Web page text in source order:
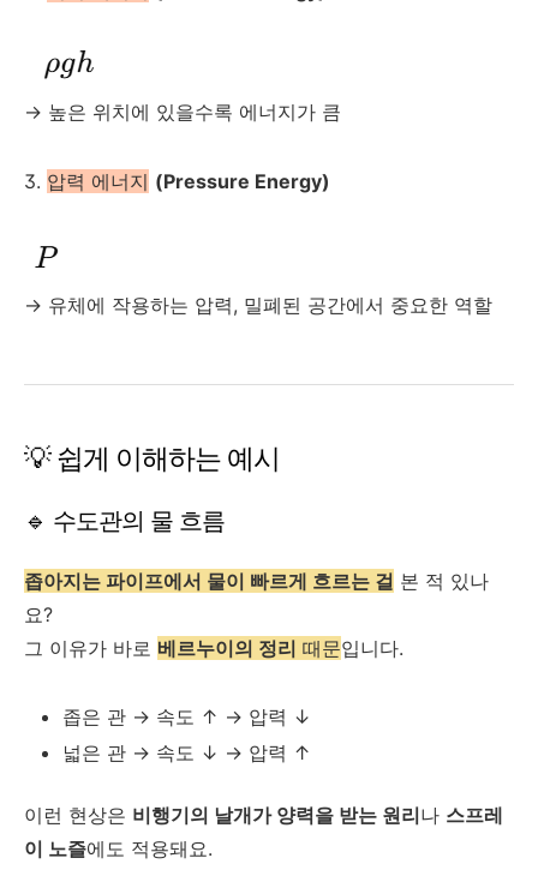
→ 높은 위치에 있을수록 에너지가 큼
3. 압력 에너지 (Pressure Energy)
→ 유체에 작용하는 압력, 밀폐된 공간에서 중요한 역할
💡 쉽게 이해하는 예시
🔹 수도관의 물 흐름
좁아지는 파이프에서 물이 빠르게 흐르는 걸 본 적 있나
요?
그 이유가 바로 베르누이의 정리 때문입니다.
좁은 관 → 속도 ↑ → 압력 ↓
넓은 관 → 속도 ↓ → 압력 ↑
이런 현상은 비행기의 날개가 양력을 받는 원리나 스프레
이 노즐에도 적용돼요.